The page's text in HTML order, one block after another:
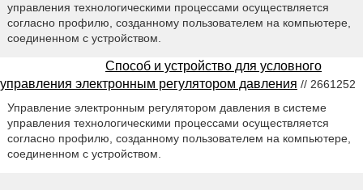
управления технологическими процессами осуществляется
согласно профилю, созданному пользователем на компьютере,
соединенном с устройством.
Способ и устройство для условного
управления электронным регулятором давления // 2661252
Управление электронным регулятором давления в системе
управления технологическими процессами осуществляется
согласно профилю, созданному пользователем на компьютере,
соединенном с устройством.